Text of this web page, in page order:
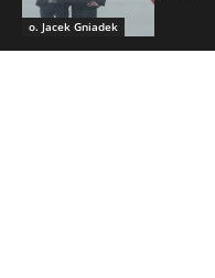
o. Jacek Gniadek